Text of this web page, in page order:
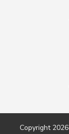
Copyright 2026